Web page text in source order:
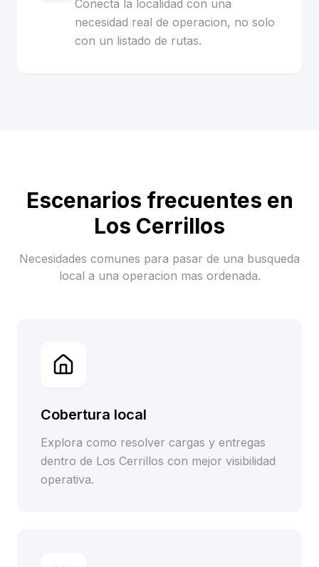
Conecta la localidad con una
necesidad real de operacion, no solo
con un listado de rutas.
Escenarios frecuentes en
Los Cerrillos
Necesidades comunes para pasar de una busqueda
local a una operacion mas ordenada.
Cobertura local
Explora como resolver cargas y entregas
dentro de Los Cerrillos con mejor visibilidad
operativa.